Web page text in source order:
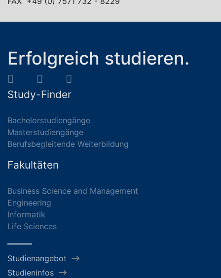
Erfolgreich studieren.
Study-Finder
Bachelorstudiengänge
Masterstudiengänge
Berufsbegleitende Weiterbildung
Fakultäten
Business Science and Management
Engineering
Informatik
Life Sciences
Studienangebot
Studieninfos